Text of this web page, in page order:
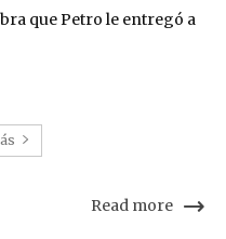
que Petro le entregó a
Read more